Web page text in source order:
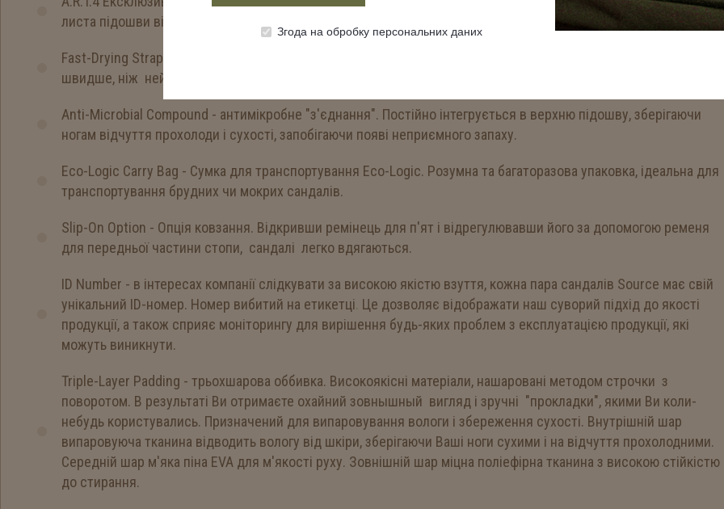
листа підошви відкритими на поверхні, які збільшують потопоглинання, забезпечуючи м'яку подушку для ніг.
Fast-Drying Straps - швидко висихаючі ремені. М'яка трубчаста поліпропіленова стрічка сохне в два рази
швидше, ніж нейлонова / поліефірна стрічка.
Anti-Microbial Compound - антимікробне "з'єднання". Постійно інтегрується в верхню підошву, зберігаючи
ногам відчуття прохолоди і сухості, запобігаючи появі неприємного запаху.
Eco-Logic Carry Bag - Сумка для транспортування Eco-Logic. Розумна та багаторазова упаковка, ідеальна для
транспортування брудних чи мокрих сандалів.
Slip-On Option - Опція ковзання. Відкривши ремінець для п'ят і відрегулювавши його за допомогою ременя
для передньої частини стопи, сандалі легко вдягаються.
ID Number - в інтересах компанії слідкувати за високою якістю взуття, кожна пара сандалів Source має свій
унікальний ID-номер. Номер вибитий на етикетці. Це дозволяє відображати наш суворий підхід до якості
продукції, а також сприяє моніторингу для вирішення будь-яких проблем з експлуатацією продукції, які
можуть виникнути.
Triple-Layer Padding - трьохшарова оббивка. Високоякісні матеріали, нашаровані методом строчки з
поворотом. В результаті Ви отримаєте охайний зовнышный вигляд і зручні "прокладки", якими Ви коли-
небудь користувались. Призначений для випаровування вологи і збереження сухості. Внутрішній шар
випаровуюча тканина відводить вологу від шкіри, зберігаючи Ваші ноги сухими і на відчуття прохолодними.
Середній шар м'яка піна EVA для м'якості руху. Зовнішній шар міцна поліефірна тканина з високою стійкістю
до стирання.
Згода на обробку персональних даних